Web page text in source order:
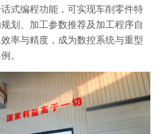
式编程功能，可实现车削零件特
划、加工参数推荐及加工程序自
率与精度，成为数控系统与重型
。